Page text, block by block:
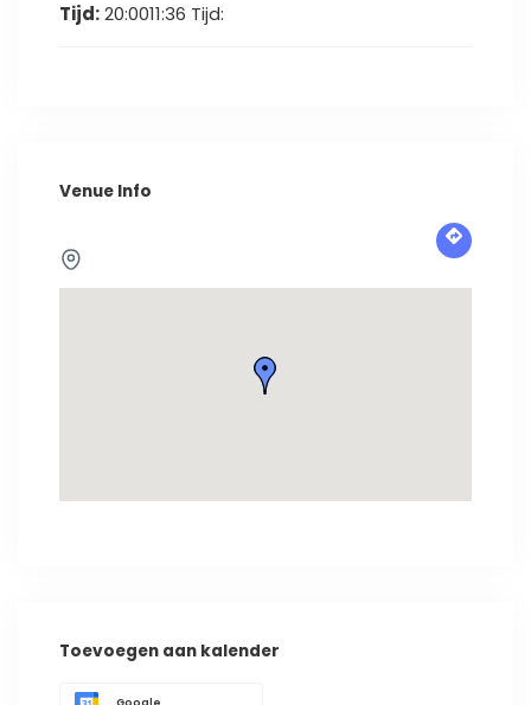
Tijd:20:0011:36 Tijd:
Venue Info
Toevoegen aan kalender